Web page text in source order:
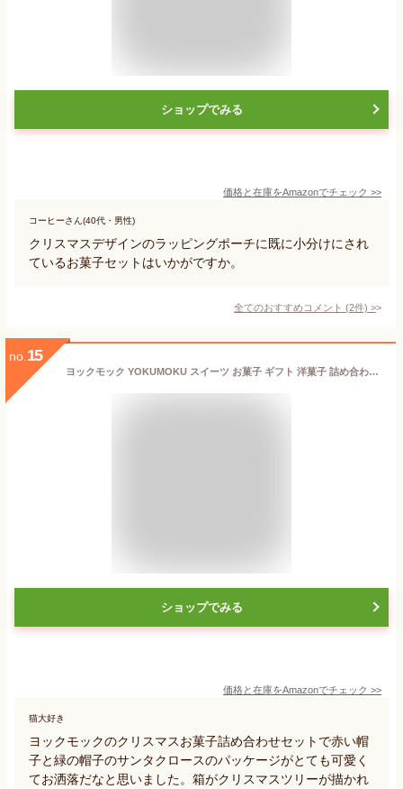
ショップでみる
価格と在庫をAmazonでチェック >>
コーヒーさん(40代・男性)
クリスマスデザインのラッピングポーチに既に小分けにされ
ているお菓子セットはいかがですか。
全てのおすすめコメント (2件) >
no. 15
ヨックモック YOKUMOKU スイーツ お菓子 ギフト 洋菓子 詰め合わせ プレゼント シガール 個包装 アソルティモン ドゥ ノエル 24枚入り
ショップでみる
価格と在庫をAmazonでチェック >>
猫大好き
ヨックモックのクリスマスお菓子詰め合わせセットで赤い帽
子と緑の帽子のサンタクロースのパッケージがとても可愛く
てお洒落だなと思いました。箱がクリスマスツリーが描かれ